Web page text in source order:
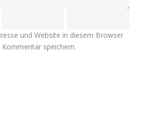
und Website in diesem Browser
speichern.